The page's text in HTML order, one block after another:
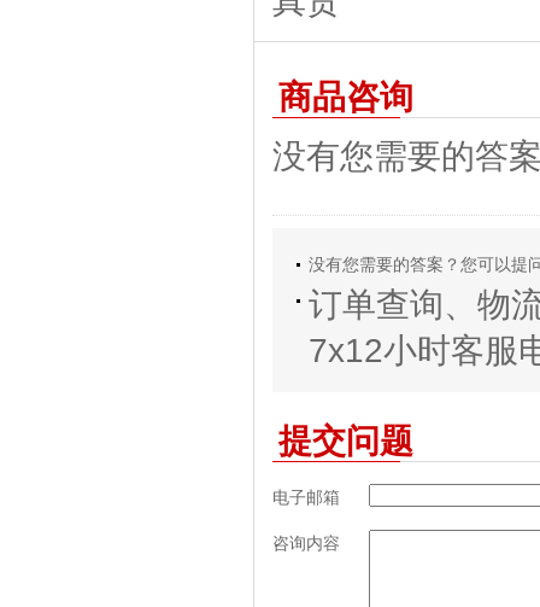
商品咨询
没有您需要的答
没有您需要的答案？您可以提
订单查询、物
7x12小时客服
提交问题
电子邮箱
咨询内容